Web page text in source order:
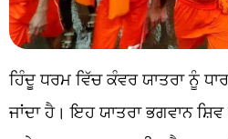
ਹਿੰਦੂ ਧਰਮ ਵਿੱਚ ਕੰਵਰ ਯਾਤਰਾ ਨੂੰ
ਜਾਂਦਾ ਹੈ। ਇਹ ਯਾਤਰਾ ਭਗਵਾਨ